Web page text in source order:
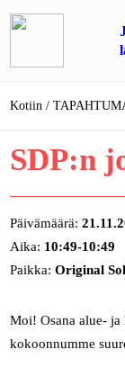
Siirry
sisältöön
Kotiin
SDP:n
Päivämäärä:
Aika: 10:49-10:49
Paikka: Original
Moi! Osana alue-
kokoonnumme